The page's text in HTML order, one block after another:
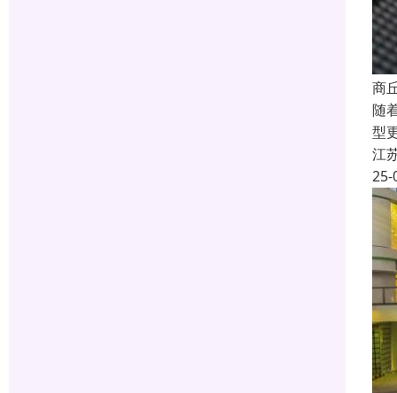
商
随
型
江
25-